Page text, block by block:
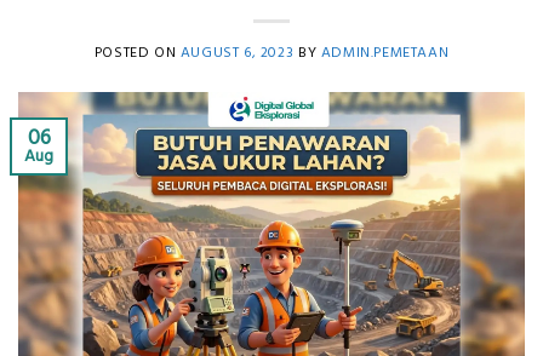
POSTED ON AUGUST 6, 2023 BY ADMIN.PEMETAAN
06
Aug